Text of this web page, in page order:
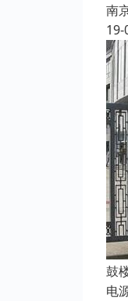
南
19-
鼓
电